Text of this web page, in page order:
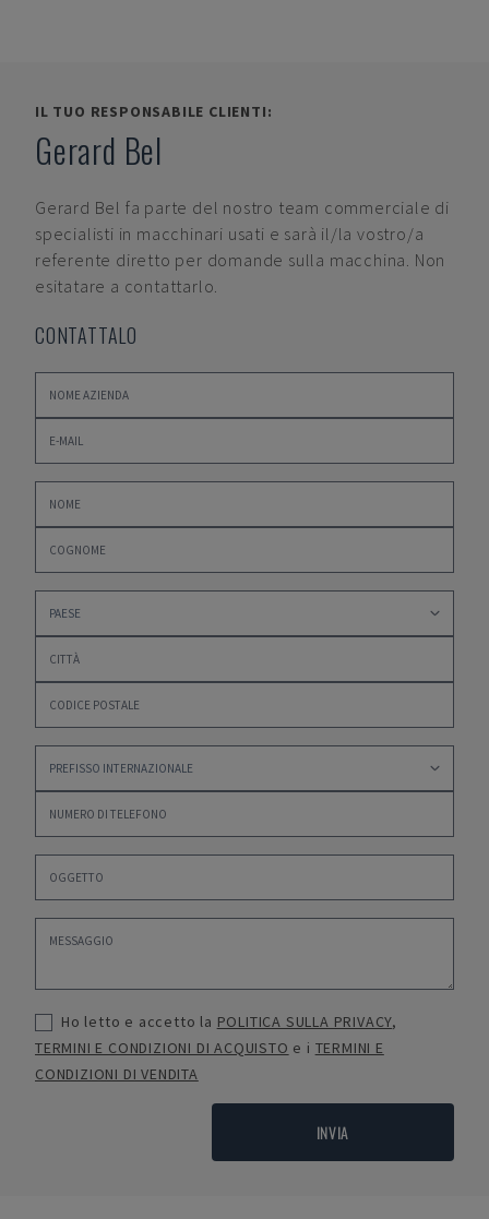
IL TUO RESPONSABILE CLIENTI:
Gerard Bel
Gerard Bel fa parte del nostro team commerciale di
specialisti in macchinari usati e sarà il/la vostro/a
referente diretto per domande sulla macchina. Non
esitatare a contattarlo.
CONTATTALO
Ho letto e accetto la POLITICA SULLA PRIVACY,
TERMINI E CONDIZIONI DI ACQUISTO e i TERMINI E
CONDIZIONI DI VENDITA
INVIA